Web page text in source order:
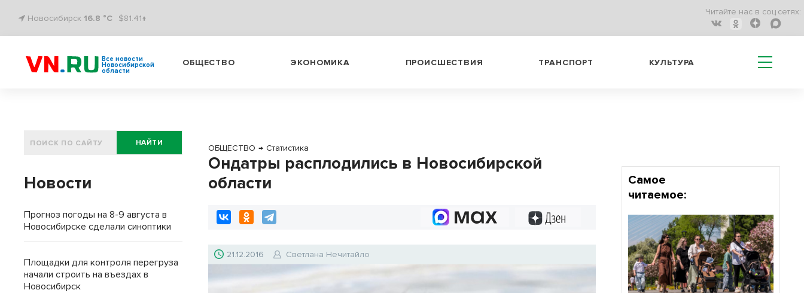
Новосибирск 16.8 °C $81.41↑
Читайте нас в соц.сетях:
Все новости
Новосибирской
области
ОБЩЕСТВО ЭКОНОМИКА ПРОИСШЕСТВИЯ ТРАНСПОРТ КУЛЬТУРА
ОБЩЕСТВО → Статистика
Ондатры расплодились в Новосибирской
области
21.12.2016 Светлана Нечитайло
НАЙТИ
Новости
Прогноз погоды на 8-9 августа в
Новосибирске сделали синоптики
Площадки для контроля перегруза
начали строить на въездах в
Новосибирск
Самое
читаемое: